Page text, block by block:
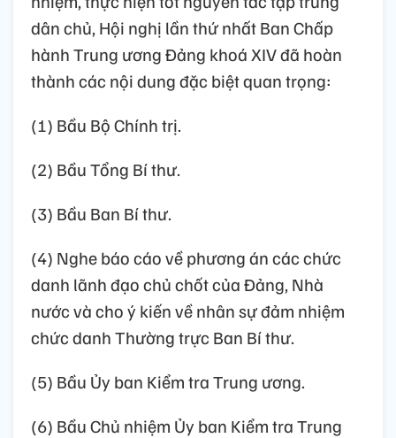
dân chủ, Hội nghị lần thứ nhất Ban Chấp
hành Trung ương Đảng khoá XIV đã hoàn
thành các nội dung đặc biệt quan trọng:
(1) Bầu Bộ Chính trị.
(2) Bầu Tổng Bí thư.
(3) Bầu Ban Bí thư.
(4) Nghe báo cáo về phương án các chức
danh lãnh đạo chủ chốt của Đảng, Nhà
nước và cho ý kiến về nhân sự đảm nhiệm
chức danh Thường trực Ban Bí thư.
(5) Bầu Ủy ban Kiểm tra Trung ương.
(6) Bầu Chủ nhiệm Ủy ban Kiểm tra Trung